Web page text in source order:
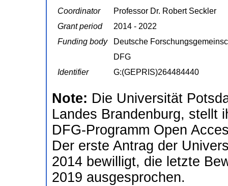
Coordinator
Professor Dr. Robert Seckler
Grant period
2014 - 2022
Funding body
Deutsche
DFG
Identifier
G:(GEPRIS)264484440
Note: Die Universität
Landes Brandenburg, stellt
DFG-Programm Open
Der erste Antrag der
2014 bewilligt, die letzte
2019 ausgesprochen.